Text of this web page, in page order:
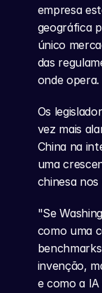
empresa
geográfica
único
das
onde opera.
Os
vez mais
China na
uma
chinesa
"Se
como uma
invenção,
e como a